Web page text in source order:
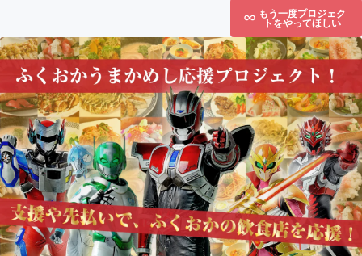
もう一度プロジェク
トをやってほしい